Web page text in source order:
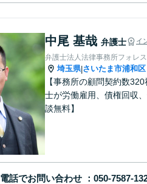
中尾 基哉 弁護士 イ
弁護士法人法律事務所フォレス
埼玉県|さいたま市浦和区
【事務所の顧問契約数
士が労働雇用、債権回収
談無料】
電話でお問い合わせ